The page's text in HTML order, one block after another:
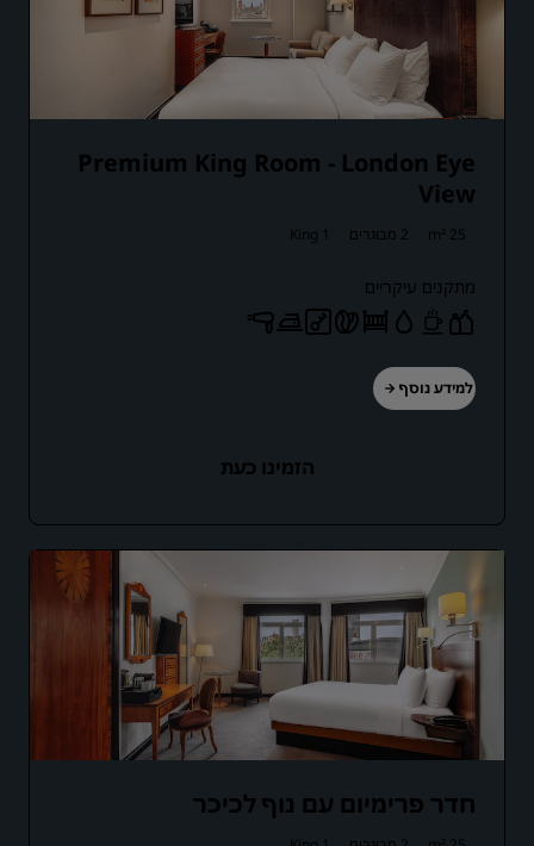
Premium King Room - London Eye
View
25 m² 2 מבוגרים 1 King
מתקנים עיקריים
למידע נוסף
הזמינו כעת
חדר פרימיום עם נוף לכיכר